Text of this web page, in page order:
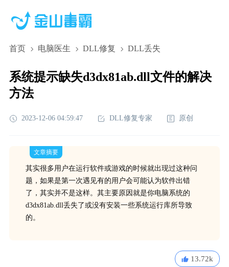
首页 电脑医生 DLL修复 DLL丢失
系统提示缺失d3dx81ab.dll文件的解决
方法
2023-12-06 04:59:47 DLL修复专家 原创
文章摘要
其实很多用户在运行软件或游戏的时候就出现过这种问
题，如果是第一次遇见有的用户会可能认为软件出错
了，其实并不是这样。其主要原因就是你电脑系统的
d3dx81ab.dll丢失了或没有安装一些系统运行库所导致
的。
13.72k